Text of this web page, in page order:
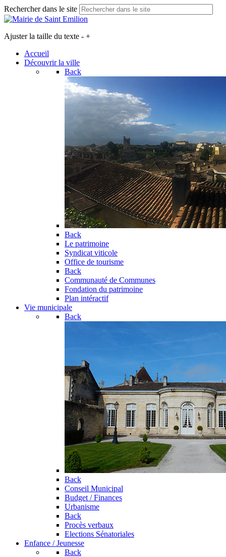
Rechercher dans le site
Ajuster la taille du texte - +
Accueil
Découvrir la ville
Back
Back
Le patrimoine
Syndicat viticole
Office de tourisme
Back
Communauté de Communes
Fondation du patrimoine
Plan intéractif
Vie municipale
Back
Back
Conseil Municipal
Budget / Finances
Urbanisme
Back
Procès verbaux
Elections Sénatoriales
Enfance / Jeunesse
Back